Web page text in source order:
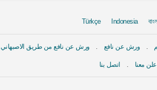
Indonesia
Türkçe
ورش عن نافع ورش عن نافع من طريق الاصبهاني
معنا اتصل بنا